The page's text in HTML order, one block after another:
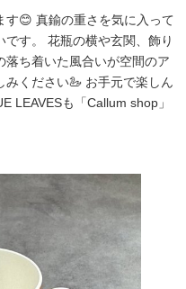
す😊 真鍮の重さを気に入って
す。 花瓶の横や玄関、飾り
ち着いた風合いが空間のア
みください🦢 お手元で楽しん
LEAVESも「Callum shop」